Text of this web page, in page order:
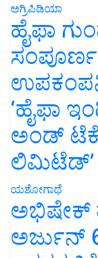
ಅಗ್ರಿಪಿಡಿಯಾ
ಹೈಫಾ
ಸಂಪೂರ್ಣ
‘ಹೈಫಾ
ಅಂಡ್
ಲಿಮಿಟೆಡ್’
ಯಶೋಗಾಥೆ
ಅಭಿಷೇಕ್
ಅರ್ಜುನ್